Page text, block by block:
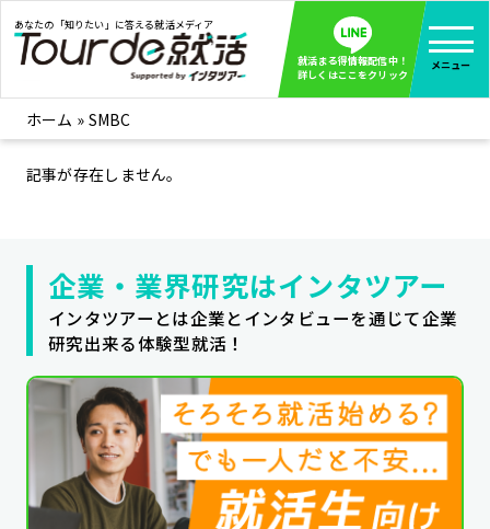
あなたの「知りたい」に答える就活メディア
就活まる得情報配信中！
詳しくはここをクリック
メニュー
就活ノウハウ 全て見る
企業まる見え！特捜部
インタツアーを使ってどうだった？OBOG成功談
社会人インタビュー 全て見る
社会人になった今、就活を振り返ってみた
学生就活ブログ
学生ライターが教える、今就活でやるべきこと
企業・業界研究はインタツアー
ホーム » SMBC
記事が存在しません。
企業・業界研究はインタツアー
インタツアーとは企業とインタビューを通じて企業
研究出来る体験型就活！